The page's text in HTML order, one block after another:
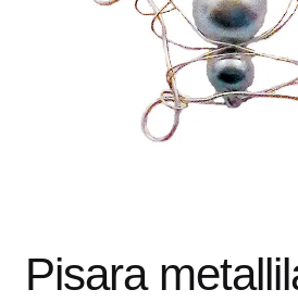
OTA YHTEYTTÄ
MAINOSMÖRKÖ
Pisara